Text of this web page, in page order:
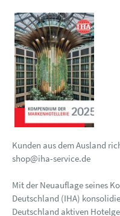
Kunden aus dem Ausland
shop@iha-service.de
Mit der Neuauflage seines
Deutschland (IHA)
Deutschland aktiven